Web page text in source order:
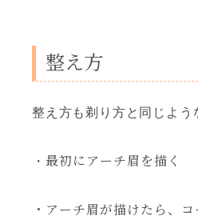
整え方
整え方も剃り方と同じよう
・ 最初にアーチ眉を描く
・アーチ眉が描けたら、